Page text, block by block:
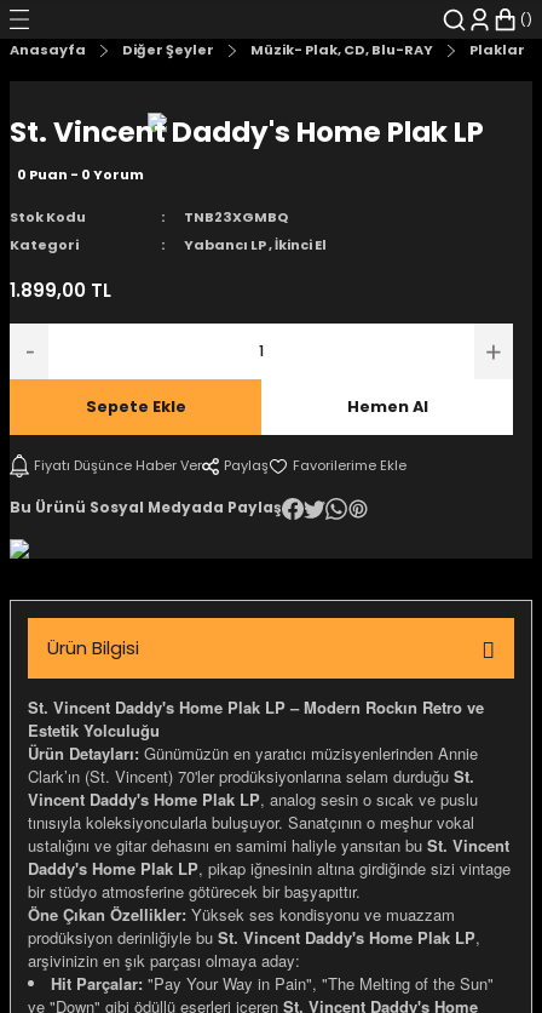
Karakter
Anasayfa Diğer Şeyler Müzik- Plak, CD, Blu-RAY Plaklar
St. Vincent Daddy's Home Plak LP
0 Puan - 0 Yorum
Stok Kodu
TNB23XGMBQ
Kategori
Yabancı LP,İkinci El
1.899,00 TL
Sepete Ekle Hemen Al
Fiyatı Düşünce Haber Ver Paylaş
Bu Ürünü Sosyal Medyada Paylaş
Ürün Bilgisi
St. Vincent Daddy's Home Plak LP – Modern Rockın Retro ve
Estetik Yolculuğu
Ürün Detayları: Günümüzün en yaratıcı müzisyenlerinden Annie
Clark’ın (St. Vincent) 70'ler prodüksiyonlarına selam durduğu St.
Vincent Daddy's Home Plak LP, analog sesin o sıcak ve puslu
tınısıyla koleksiyoncularla buluşuyor. Sanatçının o meşhur vokal
ustalığını ve gitar dehasını en samimi haliyle yansıtan bu St. Vincent
Daddy's Home Plak LP, pikap iğnesinin altına girdiğinde sizi vintage
bir stüdyo atmosferine götürecek bir başyapıttır.
Öne Çıkan Özellikler: Yüksek ses kondisyonu ve muazzam
prodüksiyon derinliğiyle bu St. Vincent Daddy's Home Plak LP,
arşivinizin en şık parçası olmaya aday:
Hit Parçalar: "Pay Your Way in Pain", "The Melting of the Sun"
ve "Down" gibi ödüllü eserleri içeren St. Vincent Daddy's Home